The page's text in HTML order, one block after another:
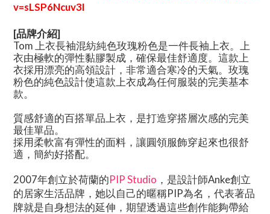
v=sLSP6Ncuv3I
[品牌介紹]
Tom 上衣長袖混紡純色玫瑰粉色是一件長袖上衣。上
衣由極軟的彈性黏膠製成，確保最佳舒適度。這款上
衣採用漂亮的高領設計，非常適合寒冷的天氣。玫瑰
粉色的純色設計使這款上衣成為任何服裝的完美基本
款。
質感舒適的百搭單品上衣，是打造穿搭層次感的完美
最佳單品。
採用柔軟富有彈性的面料，讓圓領服飾穿起來也很舒
適，簡約好搭配。
2007年創立於荷蘭的PIP Studio ，是設計師Anke創立
的居家生活品牌，她以自己的暱稱PIP為名，代表著品
牌就是自身想法的延伸，期望透過這些創作能夠帶給